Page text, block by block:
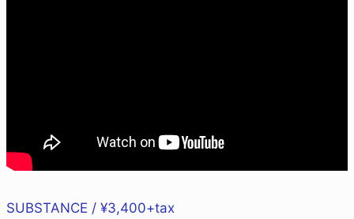
SUBSTANCE / ¥3,400+tax